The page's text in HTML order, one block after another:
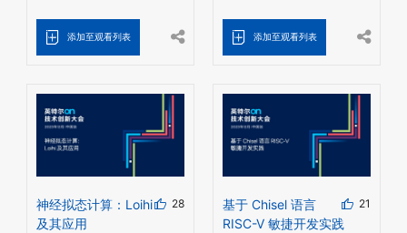
添加至观看列表 添加至观看列表
28
神经拟态计算：Loihi
及其应用
21
基于 Chisel 语言
RISC-V 敏捷开发实践